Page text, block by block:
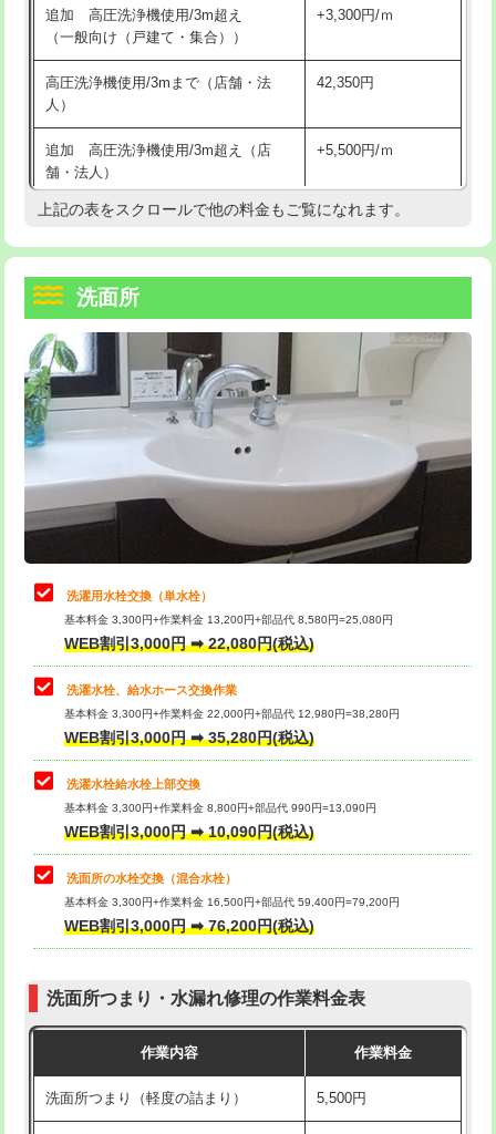
マス交換（深さ50㎝以上） 66,000円
コンクリート斫り（厚さ10㎝まで） 27,500円
コンクリート斫り（厚さ10㎝超え）
モルタル補修（厚さ10㎝まで）
モルタル補修（厚さ10㎝超え） 38,500円
洗面台設置 38,500円
追加人工
廃棄・処分 現場見積
※給水管工事は20mmまでの価格です。
持込商品取付（混合水栓） 16,500円
給水管工事※（ホール加工)
給水管工事※（バンド止め) 3,300円
給水管工事※（支持金具設置) 5,500円
給水管工事※（保温材使用（バンド止
め込み）)
5,500円
給水管工事※（土の掘削・埋め戻し作
業)
11,000円
給水管工事※（塩ビ管（VP・HI）使
用/3ｍまで)
33,000円
給水管工事※（塩ビ管（VP・HI）使
用（追加）/3ｍ超え)
給水管工事※（ライニング鋼管・銅
管・ポリ管・HT管使用/3ｍまで)
44,000円
給水管工事※（ライニング鋼管・銅
管・ポリ管・HT管使用/3ｍ超え)
排水管工事（土の掘削・埋め戻し作
業）
排水管工事（排水管工事/3ｍまで） 55,000円
排水管工事（追加 排水管工事/3ｍ超
え）
マス交換（土の掘削・埋め戻し作業）
マス交換（深さ50㎝未満）
マス交換（深さ50㎝以上）
モルタル補修（厚さ10㎝まで） 27,500円
モルタル補修（厚さ10㎝超え） 38,500円
追加 高圧洗浄機使用/3m超え
（一般向け（戸建て・集合））
+3,300円/ｍ
高圧洗浄機使用/3mまで（店舗・法
人）
42,350円
追加 高圧洗浄機使用/3m超え（店
舗・法人）
+5,500円/ｍ
高度高圧洗浄換 現地調査
トーラー機使用/3mまで
追加トーラー機使用/3m超え +3,300円
カメラ調査 33,000円
桝清掃
止水・漏水調査・防水処理・清掃・修
理・調整・分解・加工など（軽作業）
11,000円
止水・漏水調査・防水処理・清掃・修
理・調整・分解・加工など（中作業）
22,000円
止水・漏水調査・防水処理・清掃・修
理・調整・分解・加工など（重作業）
33,000円
キッチンタンク脱着
その他部品の脱着
交換・取付（タンク）
交換・取付(単水栓（壁付・デッキ
式）)
交換・取付(混合水栓（壁付・デッキ
式・ワンホール）)
16,500円+材料費
（P/S/ポップアップ））
交換・取付（その他部品） 11,000円+材料費
持込商品取付（単水栓） 13,200円
持込商品取付（混合水栓） 16,500円
上記の表をスクロールで他の料金もご覧になれます。
洗面所
洗濯用水栓交換（単水栓）
基本料金 3,300円+作業料金 13,200円+部品代 8,580円=25,080円
WEB割引3,000円 ➡ 22,080円(税込)
洗濯水栓、給水ホース交換作業
基本料金 3,300円+作業料金 22,000円+部品代 12,980円=38,280円
WEB割引3,000円 ➡ 35,280円(税込)
洗濯水栓給水栓上部交換
基本料金 3,300円+作業料金 8,800円+部品代 990円=13,090円
WEB割引3,000円 ➡ 10,090円(税込)
洗面所の水栓交換（混合水栓）
基本料金 3,300円+作業料金 16,500円+部品代 59,400円=79,200円
WEB割引3,000円 ➡ 76,200円(税込)
洗面所つまり・水漏れ修理の作業料金表
作業内容 作業料金
洗面所つまり（軽度の詰まり） 5,500円